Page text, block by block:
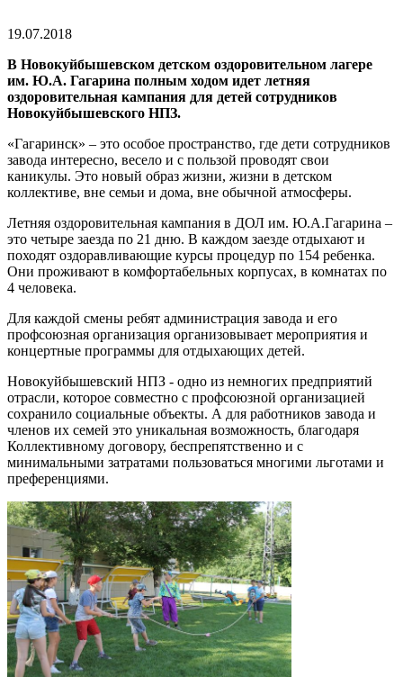
19.07.2018
В Новокуйбышевском детском оздоровительном лагере
им. Ю.А. Гагарина полным ходом идет летняя
оздоровительная кампания для детей сотрудников
Новокуйбышевского НПЗ.
«Гагаринск» – это особое пространство, где дети сотрудников
завода интересно, весело и с пользой проводят свои
каникулы. Это новый образ жизни, жизни в детском
коллективе, вне семьи и дома, вне обычной атмосферы.
Летняя оздоровительная кампания в ДОЛ им. Ю.А.Гагарина –
это четыре заезда по 21 дню. В каждом заезде отдыхают и
походят оздоравливающие курсы процедур по 154 ребенка.
Они проживают в комфортабельных корпусах, в комнатах по
4 человека.
Для каждой смены ребят администрация завода и его
профсоюзная организация организовывает мероприятия и
концертные программы для отдыхающих детей.
Новокуйбышевский НПЗ - одно из немногих предприятий
отрасли, которое совместно с профсоюзной организацией
сохранило социальные объекты. А для работников завода и
членов их семей это уникальная возможность, благодаря
Коллективному договору, беспрепятственно и с
минимальными затратами пользоваться многими льготами и
преференциями.